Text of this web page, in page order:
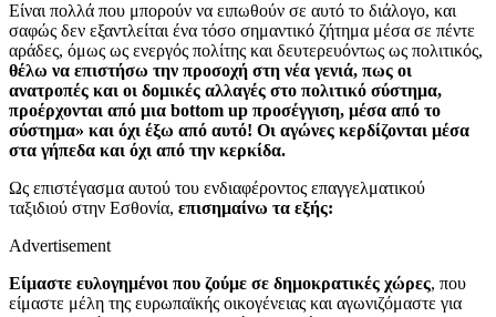
Είναι πολλά που μπορούν να ειπωθούν σε αυτό το διάλογο, και
σαφώς δεν εξαντλείται ένα τόσο σημαντικό ζήτημα μέσα σε πέντε
αράδες, όμως ως ενεργός πολίτης και δευτερευόντως ως πολιτικός,
θέλω να επιστήσω την προσοχή στη νέα γενιά, πως οι
ανατροπές και οι δομικές αλλαγές στο πολιτικό σύστημα,
προέρχονται από μια bottom up προσέγγιση, μέσα από το
σύστημα» και όχι έξω από αυτό! Οι αγώνες κερδίζονται μέσα
στα γήπεδα και όχι από την κερκίδα.
Ως επιστέγασμα αυτού του ενδιαφέροντος επαγγελματικού
ταξιδιού στην Εσθονία, επισημαίνω τα εξής:
Advertisement
Είμαστε ευλογημένοι που ζούμε σε δημοκρατικές χώρες, που
είμαστε μέλη της ευρωπαϊκής οικογένειας και αγωνιζόμαστε για